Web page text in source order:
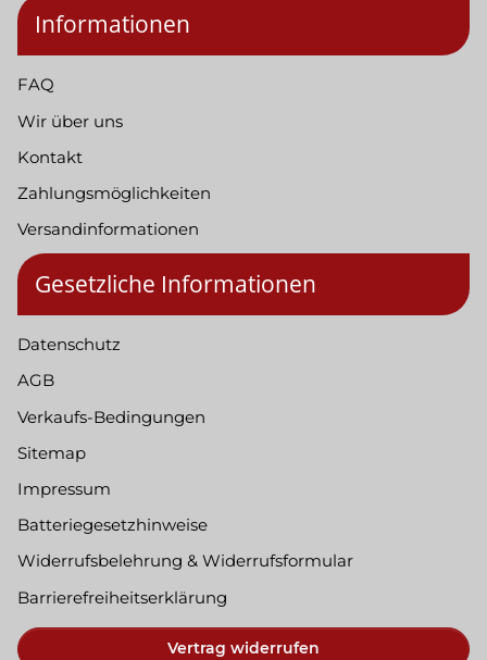
Informationen
FAQ
Wir über uns
Kontakt
Zahlungsmöglichkeiten
Versandinformationen
Gesetzliche Informationen
Datenschutz
AGB
Verkaufs-Bedingungen
Sitemap
Impressum
Batteriegesetzhinweise
Widerrufsbelehrung & Widerrufsformular
Barrierefreiheitserklärung
Vertrag widerrufen